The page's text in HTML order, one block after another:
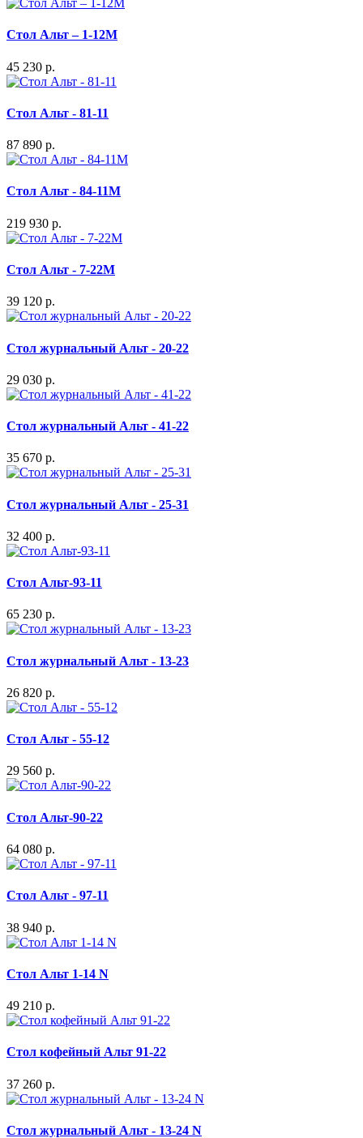
Стол Альт – 1-12М
45 230 р.
Стол Альт - 81-11
87 890 р.
Стол Альт - 84-11M
219 930 р.
Стол Альт - 7-22M
39 120 р.
Стол журнальный Альт - 20-22
29 030 р.
Стол журнальный Альт - 41-22
35 670 р.
Стол журнальный Альт - 25-31
32 400 р.
Стол Альт-93-11
65 230 р.
Стол журнальный Альт - 13-23
26 820 р.
Стол Альт - 55-12
29 560 р.
Стол Альт-90-22
64 080 р.
Стол Альт - 97-11
38 940 р.
Стол Альт 1-14 N
49 210 р.
Стол кофейный Альт 91-22
37 260 р.
Стол журнальный Альт - 13-24 N